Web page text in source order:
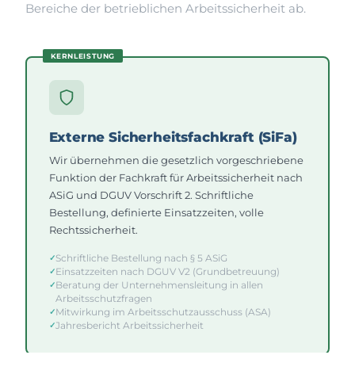
Bereiche der betrieblichen Arbeitssicherheit ab.
KERNLEISTUNG
Externe Sicherheitsfachkraft (SiFa)
Wir übernehmen die gesetzlich vorgeschriebene
Funktion der Fachkraft für Arbeitssicherheit nach
ASiG und DGUV Vorschrift 2. Schriftliche
Bestellung, definierte Einsatzzeiten, volle
Rechtssicherheit.
Schriftliche Bestellung nach § 5 ASiG
Einsatzzeiten nach DGUV V2 (Grundbetreuung)
Beratung der Unternehmensleitung in allen
Arbeitsschutzfragen
Mitwirkung im Arbeitsschutzausschuss (ASA)
Jahresbericht Arbeitssicherheit